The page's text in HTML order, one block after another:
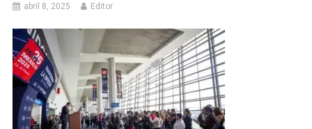
abril 8, 2025 Editor